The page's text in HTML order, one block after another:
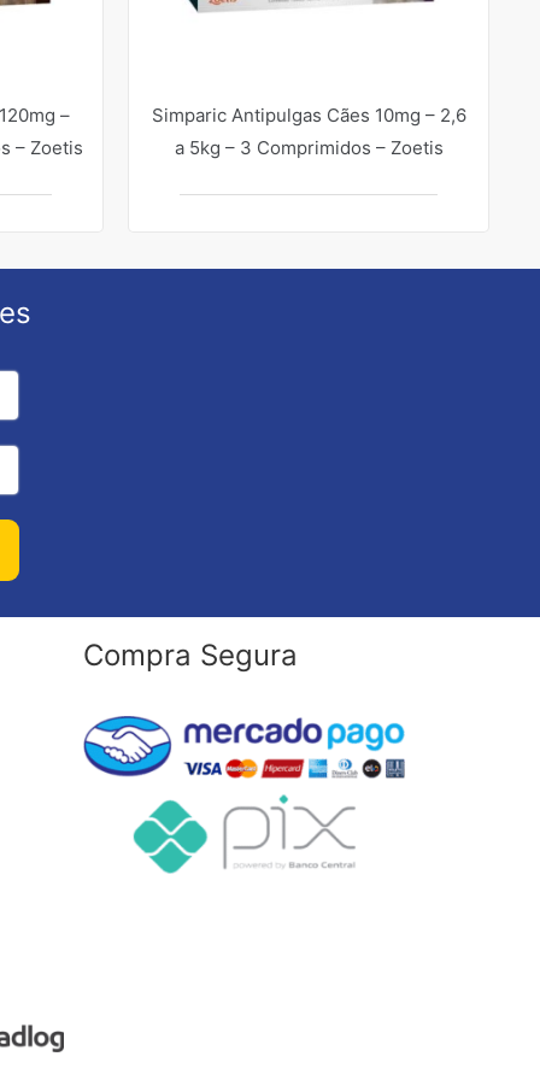
–
– Zoetis
Simparic Antipulgas Cães 10mg – 2,6
a 5kg – 3 Comprimidos – Zoetis
Compra Segura